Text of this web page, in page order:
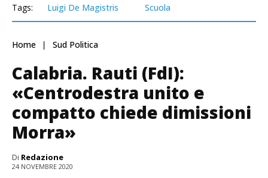
Tags: Luigi De Magistris Scuola
Home Sud Politica
Calabria. Rauti (FdI):
«Centrodestra unito e
compatto chiede dimissioni
Morra»
Di Redazione
24 NOVEMBRE 2020